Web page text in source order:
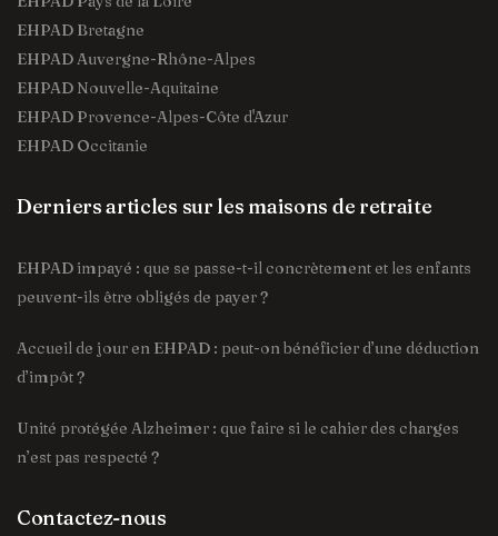
EHPAD Bretagne
EHPAD Auvergne-Rhône-Alpes
EHPAD Nouvelle-Aquitaine
EHPAD Provence-Alpes-Côte d'Azur
EHPAD Occitanie
Derniers articles sur les maisons de retraite
EHPAD impayé : que se passe-t-il concrètement et les enfants
peuvent-ils être obligés de payer ?
Accueil de jour en EHPAD : peut-on bénéficier d’une déduction
d’impôt ?
Unité protégée Alzheimer : que faire si le cahier des charges
n’est pas respecté ?
Contactez-nous